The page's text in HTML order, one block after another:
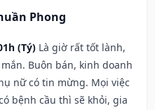
Phong
(Tý) Là giờ rất tốt lành,
Buôn bán, kinh doanh
nữ có tin mừng. Mọi việc
bệnh cầu thì sẽ khỏi, gia